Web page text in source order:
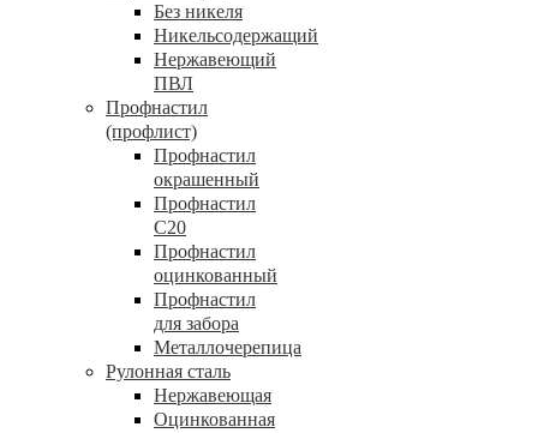
Без никеля
Никельсодержащий
Нержавеющий
ПВЛ
Профнастил
(профлист)
Профнастил
окрашенный
Профнастил
С20
Профнастил
оцинкованный
Профнастил
для забора
Металлочерепица
Рулонная сталь
Нержавеющая
Оцинкованная